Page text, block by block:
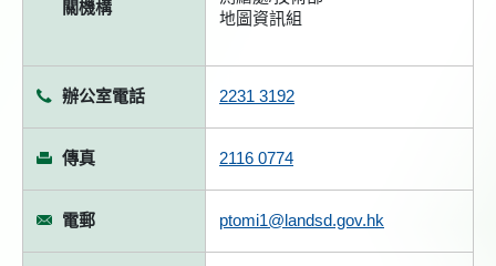
關機構
地圖資訊組
辦公室電話 2231 3192
傳真 2116 0774
電郵 ptomi1@landsd.gov.hk